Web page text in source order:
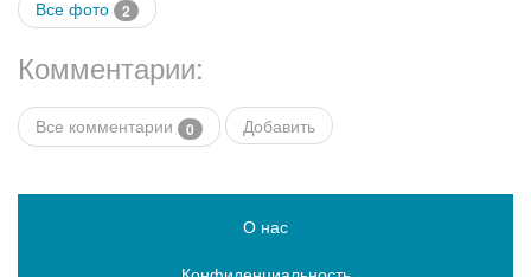
Все фото 2
Комментарии:
Все комментарии 0 Добавить
О нас